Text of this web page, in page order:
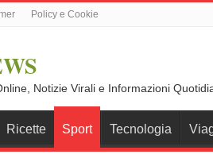
Policy e Cookie
Notizie Virali e Informazioni
Ricette Sport Tecnologia